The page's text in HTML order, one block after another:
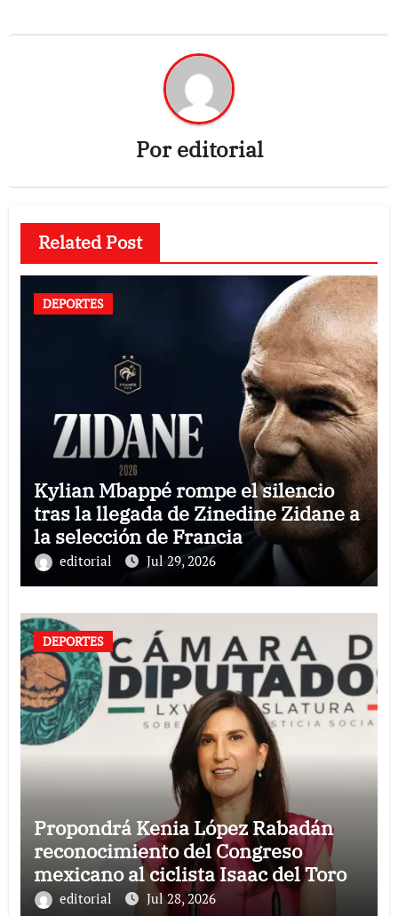
Poreditorial
Related Post
DEPORTES
Kylian Mbappé rompe el silencio
tras la llegada de Zinedine Zidane a
la selección de Francia
editorial Jul 29, 2026
DEPORTES
Propondrá Kenia López Rabadán
reconocimiento del Congreso
mexicano al ciclista Isaac del Toro
editorial Jul 28, 2026